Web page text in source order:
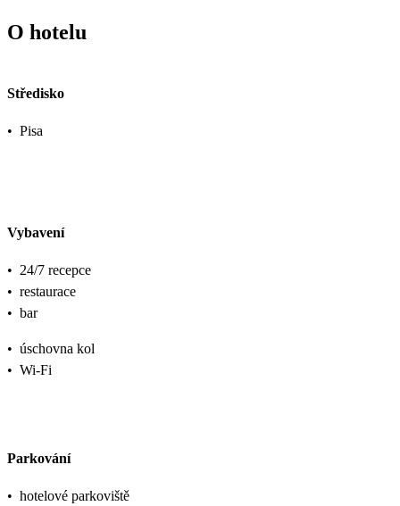
O hotelu
Středisko
• Pisa
Vybavení
• 24/7 recepce
• restaurace
• bar
• úschovna kol
• Wi-Fi
Parkování
• hotelové parkoviště